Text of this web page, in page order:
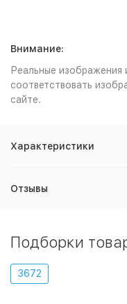
Внимание:
Реальные изображения
соответствовать
сайте.
Характеристики
Отзывы
Подборки
3672